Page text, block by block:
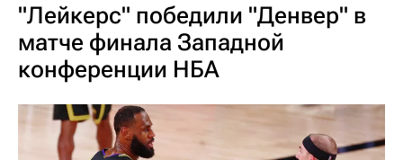
"Лейкерс" победили "Денвер" в
матче финала Западной
конференции НБА